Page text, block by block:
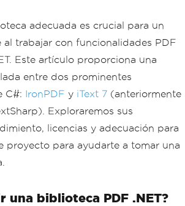
adecuada es crucial para un
al trabajar con funcionalidades PDF
Este artículo proporciona una
entre dos prominentes
C#: IronPDF y iText 7 (anteriormente
Exploraremos sus
licencias y adecuación para
proyecto para ayudarte a tomar una
una biblioteca PDF .NET?